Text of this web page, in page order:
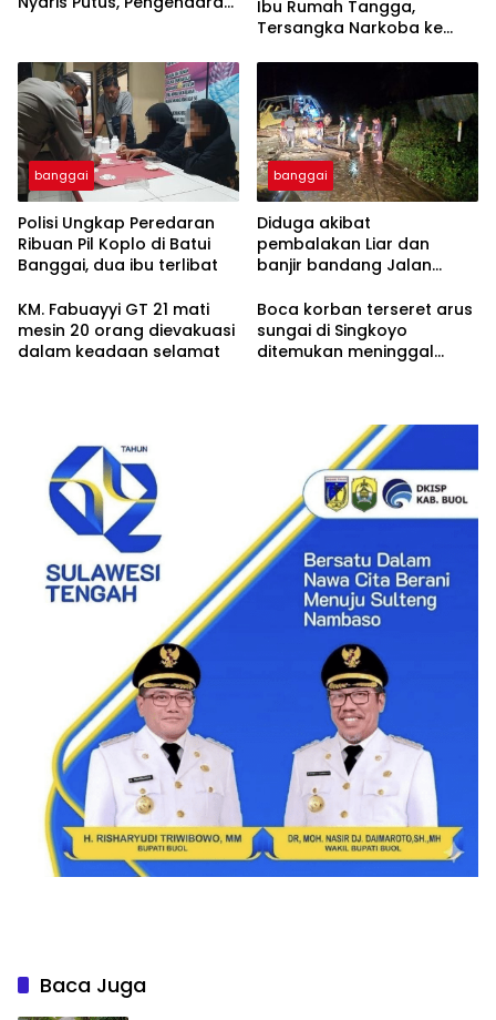
Ibu Rumah Tangga,
Tersangka Narkoba ke
banggai
Polisi Ungkap Peredaran
Ribuan Pil Koplo di Batui
Banggai, dua ibu terlibat
banggai
Diduga akibat
pembalakan Liar dan
banjir bandang Jalan
Total di Desa Huhak
KM. Fabuayyi GT 21 mati
mesin 20 orang dievakuasi
dalam keadaan selamat
Boca korban terseret arus
sungai di Singkoyo
ditemukan meninggal
Baca Juga